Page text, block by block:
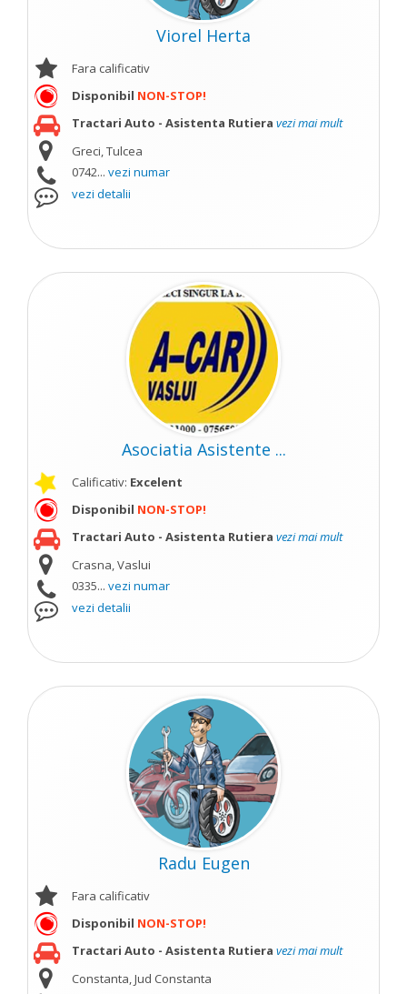
Viorel Herta
Fara calificativ
Disponibil NON-STOP!
Tractari Auto - Asistenta Rutiera vezi mai mult
Greci, Tulcea
0742... vezi numar
vezi detalii
Asociatia Asistente ...
Calificativ: Excelent
Disponibil NON-STOP!
Tractari Auto - Asistenta Rutiera vezi mai mult
Crasna, Vaslui
0335... vezi numar
vezi detalii
Radu Eugen
Fara calificativ
Disponibil NON-STOP!
Tractari Auto - Asistenta Rutiera vezi mai mult
Constanta, Jud Constanta